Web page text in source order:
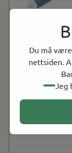
Du må
nettsiden.